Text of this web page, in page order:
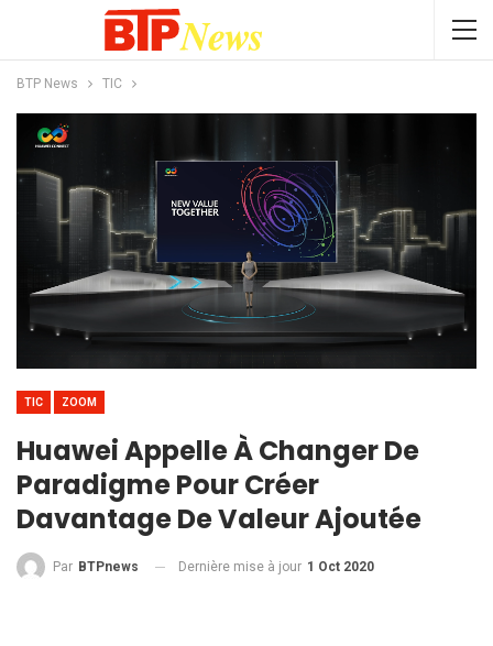
BTP News TIC
TIC ZOOM
Huawei Appelle À Changer De
Paradigme Pour Créer
Davantage De Valeur Ajoutée
Par BTPnews Dernière mise à jour 1 Oct 2020